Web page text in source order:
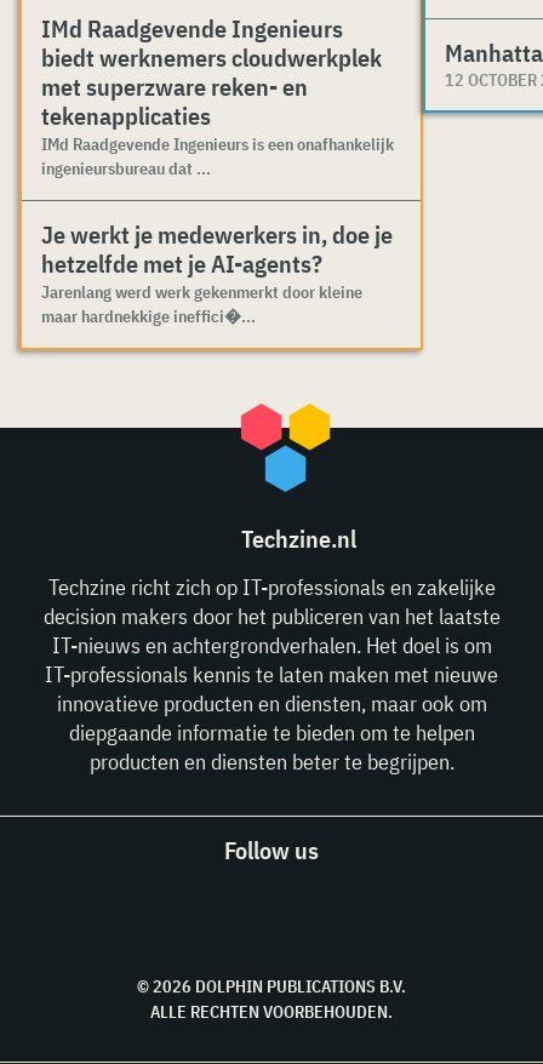
IMd Raadgevende Ingenieurs
biedt werknemers cloudwerkplek
met superzware reken- en
tekenapplicaties
IMd Raadgevende Ingenieurs is een onafhankelijk
ingenieursbureau dat ...
Je werkt je medewerkers in, doe je
hetzelfde met je AI-agents?
Jarenlang werd werk gekenmerkt door kleine
maar hardnekkige ineffici�...
12
Techzine.nl
Techzine richt zich op IT-professionals en zakelijke
decision makers door het publiceren van het laatste
IT-nieuws en achtergrondverhalen. Het doel is om
IT-professionals kennis te laten maken met nieuwe
innovatieve producten en diensten, maar ook om
diepgaande informatie te bieden om te helpen
producten en diensten beter te begrijpen.
Follow us
© 2026 DOLPHIN PUBLICATIONS B.V.
ALLE RECHTEN VOORBEHOUDEN.